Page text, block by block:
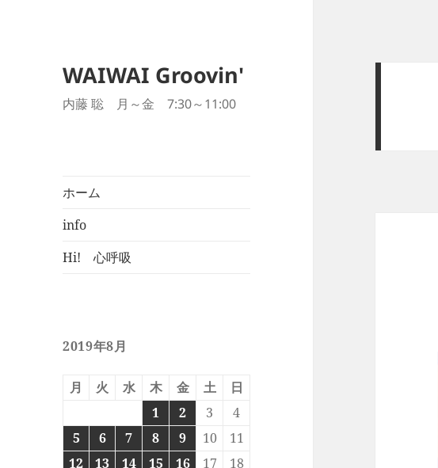
WAIWAI Groovin'
内藤 聡 月～金 7:30～11:00
ホーム
info
Hi! 心呼吸
2019年8月
月 火 水 木 金 土
日
1
2 3
4
5
6 7 8 9 10
11
12
13 14 15 16 17
18